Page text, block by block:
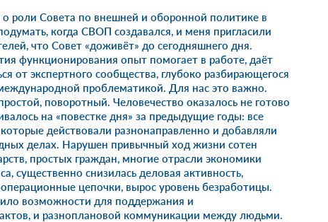
о роли Совета по внешней и оборонной политике в
когда СВОП создавался, и меня пригласили
что Совет «доживёт» до сегодняшнего дня.
функционирования опыт помогает в работе, даёт
от экспертного сообщества, глубоко разбирающегося
проблематикой. Для нас это важно.
поворотный. Человечество оказалось не готово
на «повестке дня» за предыдущие годы: все
действовали разнонаправленно и добавляли
делах. Нарушен привычный ход жизни сотен
простых граждан, многие отрасли экономики
существенно снизилась деловая активность,
цепочки, вырос уровень безработицы.
возможности для поддержания и
и разноплановой коммуникации между людьми.